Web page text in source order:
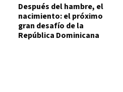
Después del hambre, el
nacimiento: el próximo
gran desafío de la
República Dominicana